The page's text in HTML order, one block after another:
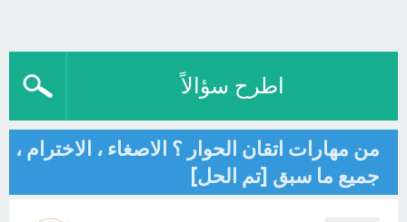
اطرح سؤالاً
من مهارات اتقان الحوار ؟ الاصغاء ، الاخترام ،
جميع ما سبق [تم الحل]